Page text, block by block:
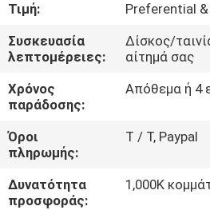
ΣΕ
ΕΠΑΦΉ
ΖΗΤΉΣΤΕ
ΈΝΑ
ΑΠΌΣΠΑΣΜΑ
Τιμή:
Preferential
Συσκευασία
λεπτομέρειες:
Δίσκος/
αίτημά σας
Χρόνος
παράδοσης:
Απόθεμα ή 4
Όροι
πληρωμής:
T / Τ, Paypal
Δυνατότητα
προσφοράς:
1,000K